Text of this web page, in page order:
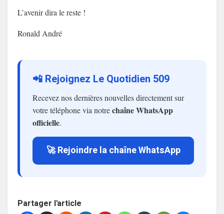
L’avenir dira le reste !
Ronald André
📲 Rejoignez Le Quotidien 509
Recevez nos dernières nouvelles directement sur
votre téléphone via notrechaîne WhatsApp
officielle.
🚀 Rejoindre la chaîne WhatsApp
Partager l'article